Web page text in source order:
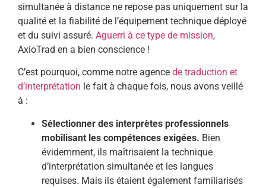
simultanée à distance ne repose pas uniquement sur la
qualité et la fiabilité de l’équipement technique déployé
et du suivi assuré. Aguerri à ce type de mission,
AxioTrad en a bien conscience !
C’est pourquoi, comme notre agence de traduction et
d’interprétation le fait à chaque fois, nous avons veillé
à :
Sélectionner des interprètes professionnels
mobilisant les compétences exigées. Bien
évidemment, ils maîtrisaient la technique
d’interprétation simultanée et les langues
requises. Mais ils étaient également familiarisés